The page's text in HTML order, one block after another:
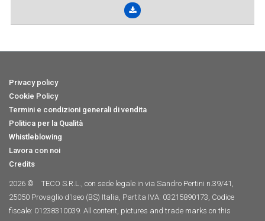
Privacy policy
Cookie Policy
Termini e condizioni generali di vendita
Politica per la Qualità
Whistleblowing
Lavora con noi
Credits
2026 ©
TECO S.R.L., con sede legale in via Sandro Pertini n.39/41,
25050 Provaglio d'Iseo (BS) Italia, Partita IVA: 03215890173, Codice
fiscale: 01238310039. All content, pictures and trade marks on this